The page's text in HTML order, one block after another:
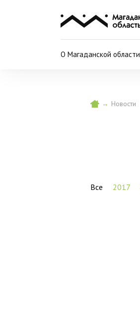
О Магаданской области
→ Новости
Все 2017